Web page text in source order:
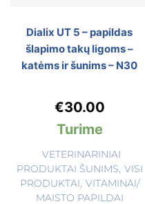
Dialix UT 5 – papildas
šlapimo takų ligoms –
katėms ir šunims – N30
€30.00
Turime
VETERINARINIAI
PRODUKTAI ŠUNIMS VISI
PRODUKTAI VITAMINAI/
MAISTO PAPILDAI